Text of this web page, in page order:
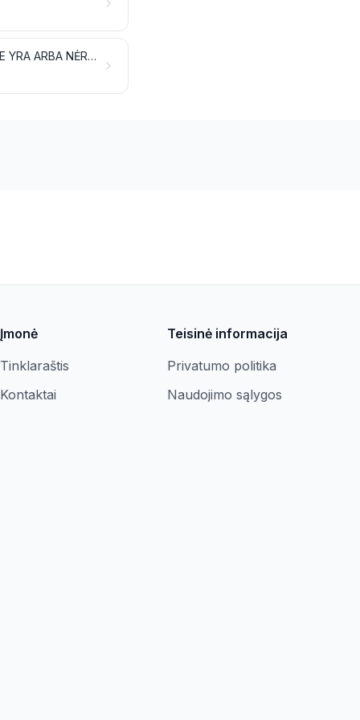
TABAKAS IR PERDIRBTI TABAKO PAKAITALAI; PRODUKTAI, KURIŲ SUDĖTYJE YRA ARBA NĖRA NIKOTINO, ĮKVEPIAMI NEDEGINANT; KITI PRODUKTAI, KURIŲ SUDĖTYJE YRA NIKOTINO, SKIRTI TAM, KAD NIKOTINAS PATEKTŲ Į ŽMOGAUS ORGANIZMĄ
Įmonė
Tinklaraštis
Kontaktai
Teisinė informacija
Privatumo politika
Naudojimo sąlygos